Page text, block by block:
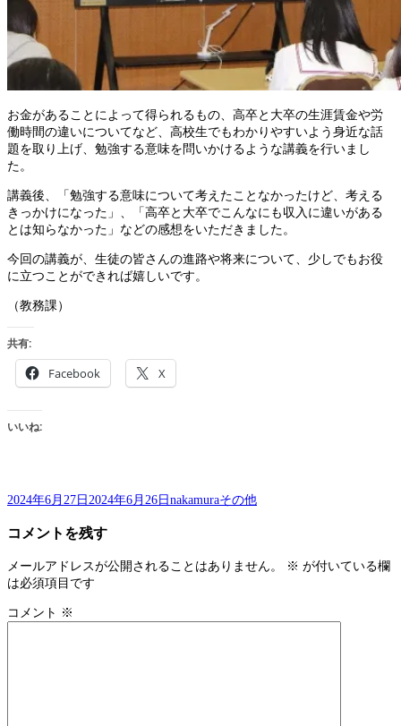
お金があることによって得られるもの、高卒と大卒の生涯賃金や労
働時間の違いについてなど、高校生でもわかりやすいよう身近な話
題を取り上げ、勉強する意味を問いかけるような講義を行いまし
た。
講義後、「勉強する意味について考えたことなかったけど、考える
きっかけになった」、「高卒と大卒でこんなにも収入に違いがある
とは知らなかった」などの感想をいただきました。
今回の講義が、生徒の皆さんの進路や将来について、少しでもお役
に立つことができれば嬉しいです。
（教務課）
共有:
Facebook X
いいね:
投
日:
2024年6月27日 2024年6月26日 作
nakamuraカ
ー
その他
コメントを残す
メールアドレスが公開されることはありません。 ※ が付いている欄
は必須項目です
コメント ※